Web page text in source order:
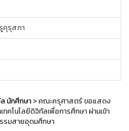
คุรุสภา
นักศึกษา> คณะครุศาสตร์ ขอแสดง
คโนโลยีดิจิทัลเพื่อการศึกษา ผ่านเข้า
รมสายอุดมศึกษา